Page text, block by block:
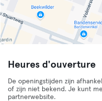
Heures d'ouverture
De openingstijden zijn
of zijn niet bekend. Je kunt
partnerwebsite.